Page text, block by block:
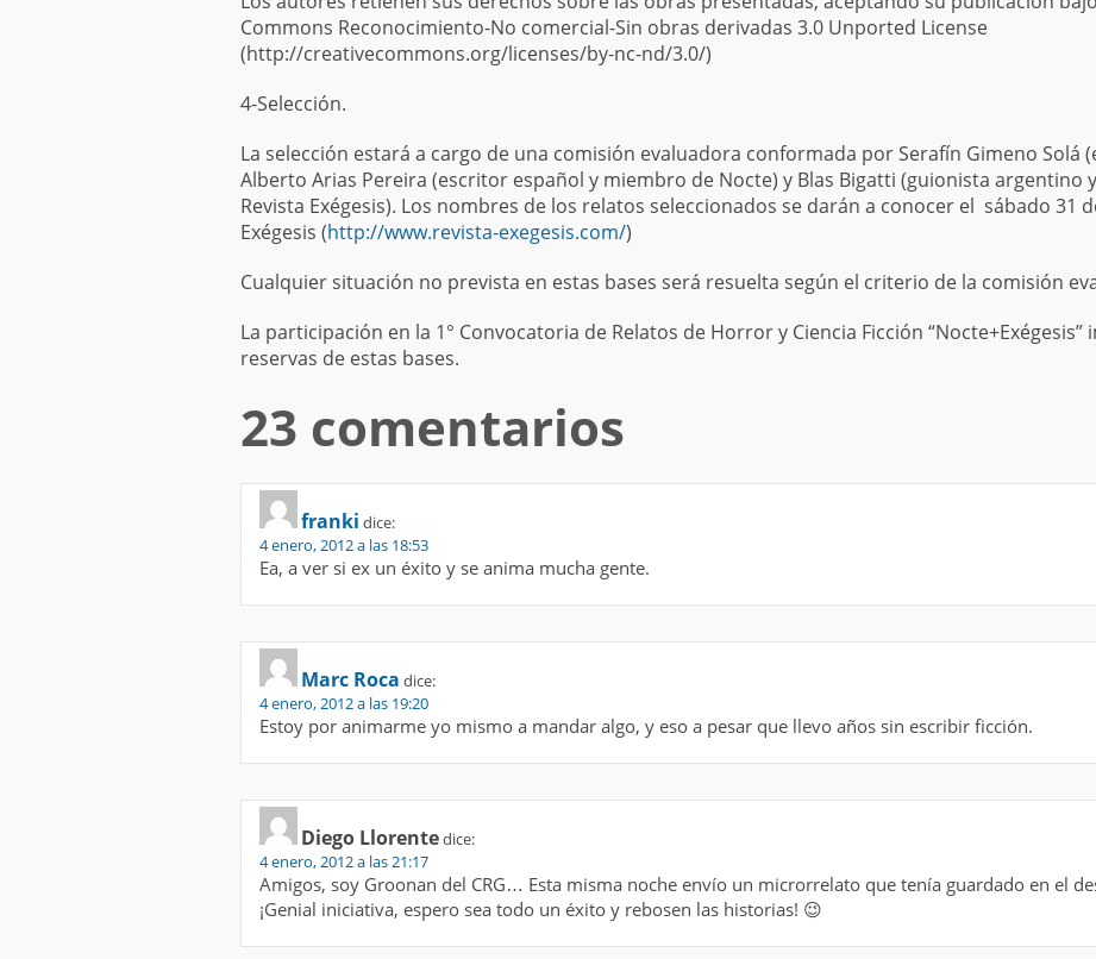
Commons Reconocimiento-No comercial-Sin obras derivadas 3.0 Unported License
(http://creativecommons.org/licenses/by-nc-nd/3.0/)
4-Selección.
La selección estará a cargo de una comisión evaluadora conformada por Serafín Gimeno Solá
Alberto Arias Pereira (escritor español y miembro de Nocte) y Blas Bigatti (guionista argentino
Revista Exégesis). Los nombres de los relatos seleccionados se darán a conocer el sábado 31
Exégesis (http://www.revista-exegesis.com/)
Cualquier situación no prevista en estas bases será resuelta según el criterio de la comisión
La participación en la 1° Convocatoria de Relatos de Horror y Ciencia Ficción
reservas de estas bases.
23 comentarios
franki dice:
4 enero, 2012 a las 18:53
Ea, a ver si ex un éxito y se anima mucha gente.
Marc Roca dice:
4 enero, 2012 a las 19:20
Estoy por animarme yo mismo a mandar algo, y eso a pesar que llevo años sin escribir ficción.
Diego Llorentedice:
4 enero, 2012 a las 21:17
Amigos, soy Groonan del CRG… Esta misma noche envío un microrrelato que tenía guardado en el
¡Genial iniciativa, espero sea todo un éxito y rebosen las historias! 😉